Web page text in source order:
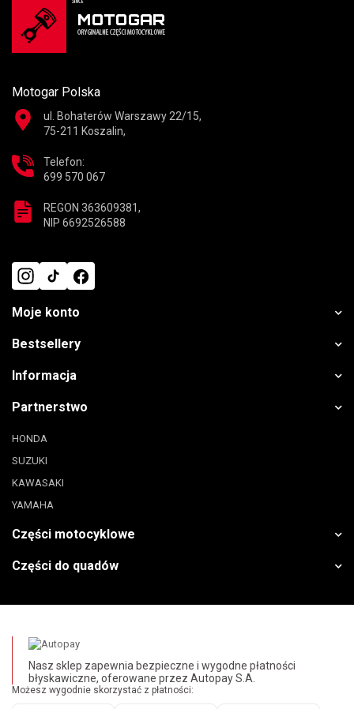
Motogar Polska
ul. Bohaterów Warszawy 22/15,
75-211 Koszalin,
Telefon:
699 570 067
REGON 363609381,
NIP 6692526588
Moje konto
Bestsellery
Informacja
Partnerstwo
HONDA
SUZUKI
KAWASAKI
YAMAHA
Części motocyklowe
Części do quadów
Nasz sklep zapewnia bezpieczne i wygodne płatności
błyskawiczne, oferowane przez Autopay S.A.
Możesz wygodnie skorzystać z płatności: